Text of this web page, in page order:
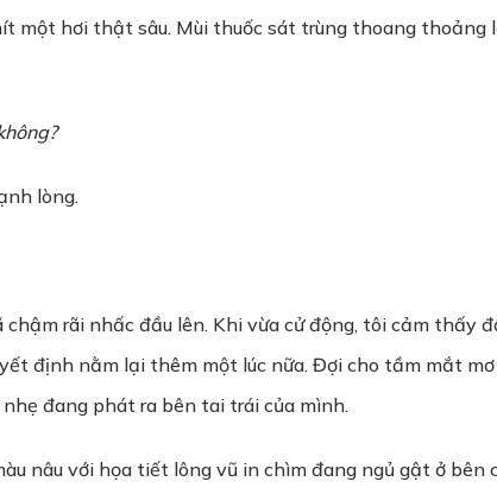
một hơi thật sâu. Mùi thuốc sát trùng thoang thoảng
lòng.
rãi nhấc đầu lên. Khi vừa cử động, tôi cảm thấy
định nằm lại thêm một lúc nữa. Đợi cho tầm mắt
đang phát ra bên tai trái của mình.
nâu với họa tiết lông vũ in chìm đang ngủ gật ở bên